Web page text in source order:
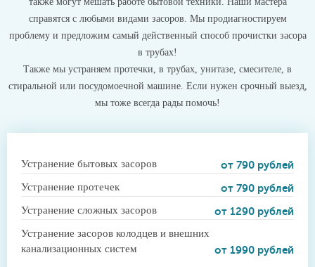
справятся с любыми видами засоров. Мы продиагностируем
проблему и предложим самый действенный способ прочистки засора
в трубах!
Также мы устраняем протечки, в трубах, унитазе, смесителе, в
стиральной или посудомоечной машине. Если нужен срочный выезд,
мы тоже всегда рады помочь!
Устранение бытовых засоров от 790 рублей
Устранение протечек от 790 рублей
Устранение сложных засоров от 1290 рублей
Устранение засоров колодцев и внешних
канализационных систем
от 1990 рублей